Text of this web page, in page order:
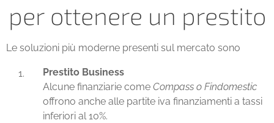
per ottenere un prestito
Le soluzioni più moderne presenti sul mercato sono
Prestito Business
Alcune finanziarie come Compass o Findomestic
offrono anche alle partite iva finanziamenti a tassi
inferiori al 10%.